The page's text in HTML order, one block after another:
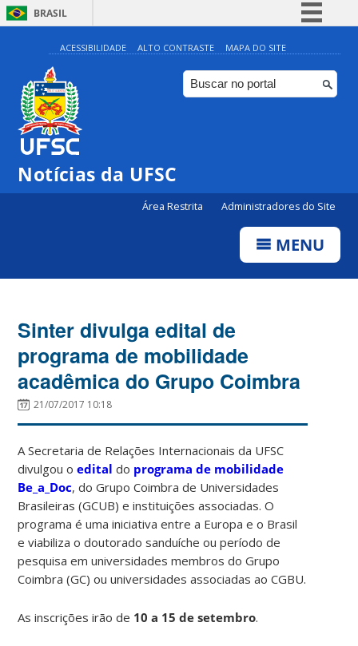
BRASIL
Simplifique!
Comunica BR
Participe
ACESSIBILIDADE ALTO CONTRASTE MAPA DO SITE
Notícias da UFSC
Área Restrita Administradores do Site
MENU
Sinter divulga edital de
programa de mobilidade
acadêmica do Grupo Coimbra
21/07/2017 10:18
A Secretaria de Relações Internacionais da UFSC
divulgou oedital do programa de mobilidade
Be_a_Doc, do Grupo Coimbra de Universidades
Brasileiras (GCUB) e instituições associadas. O
programa é uma iniciativa entre a Europa e o Brasil
e viabiliza o doutorado sanduíche ou período de
pesquisa em universidades membros do Grupo
Coimbra (GC) ou universidades associadas ao CGBU.
As inscrições irão de 10 a 15 de setembro.